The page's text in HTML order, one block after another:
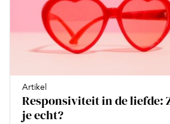
Artikel
Responsiviteit in de liefde:
je echt?